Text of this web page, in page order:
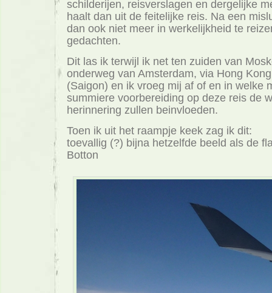
schilderijen, reisverslagen en dergelijke
haalt dan uit de feitelijke reis. Na een
dan ook niet meer in werkelijkheid te
gedachten.
Dit las ik terwijl ik net ten zuiden van
onderweg van Amsterdam, via Hong
(Saigon) en ik vroeg mij af of en in welke
summiere voorbereiding op deze reis de
herinnering zullen beinvloeden.
Toen ik uit het raampje keek zag ik dit:
toevallig (?) bijna hetzelfde beeld als de
Botton